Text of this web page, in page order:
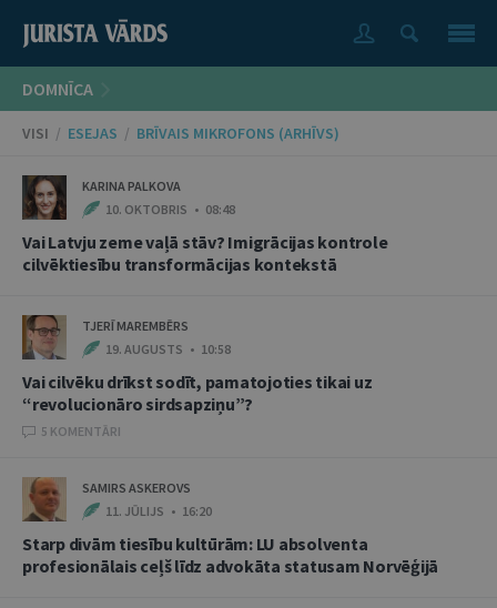
DOMNĪCA
VISI / ESEJAS / BRĪVAIS MIKROFONS (ARHĪVS)
KARINA PALKOVA
10. OKTOBRIS • 08:48
Vai Latvju zeme vaļā stāv? Imigrācijas kontrole
cilvēktiesību transformācijas kontekstā
TJERĪ MAREMBĒRS
19. AUGUSTS • 10:58
Vai cilvēku drīkst sodīt, pamatojoties tikai uz
“revolucionāro sirdsapziņu”?
5 KOMENTĀRI
SAMIRS ASKEROVS
11. JŪLIJS • 16:20
Starp divām tiesību kultūrām: LU absolventa
profesionālais ceļš līdz advokāta statusam Norvēģijā